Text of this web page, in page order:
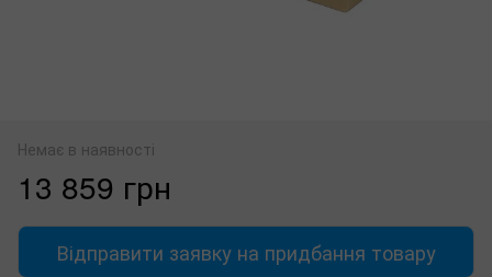
Немає в наявності
13 859 грн
Відправити заявку на придбання товару